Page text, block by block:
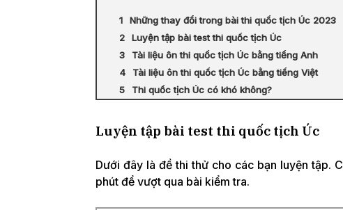
Những thay đổi trong bài thi quốc tịch Úc 2023
Luyện tập bài test thi quốc tịch Úc
Tài liệu ôn thi quốc tịch Úc bằng tiếng Anh
Tài liệu ôn thi quốc tịch Úc bằng tiếng Việt
Thi quốc tịch Úc có khó không?
Luyện tập bài test thi quốc tịch Úc
Dưới đây là đề thi thử cho các bạn luyện tập.
phút để vượt qua bài kiểm tra.